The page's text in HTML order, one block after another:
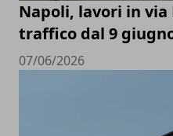
Napoli, lavori in via
traffico dal 9
07/06/2026